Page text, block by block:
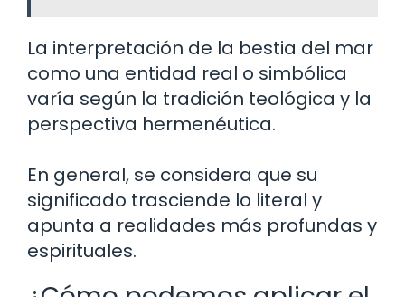
La interpretación de la bestia del mar
como una entidad real o simbólica
varía según la tradición teológica y la
perspectiva hermenéutica.
En general, se considera que su
significado trasciende lo literal y
apunta a realidades más profundas y
espirituales.